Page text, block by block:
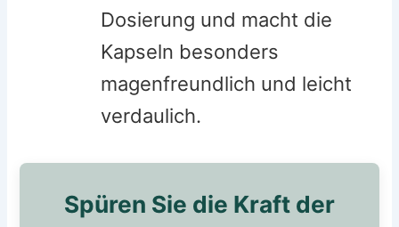
Dosierung und macht die
Kapseln besonders
magenfreundlich und leicht
verdaulich.
Spüren Sie die Kraft der